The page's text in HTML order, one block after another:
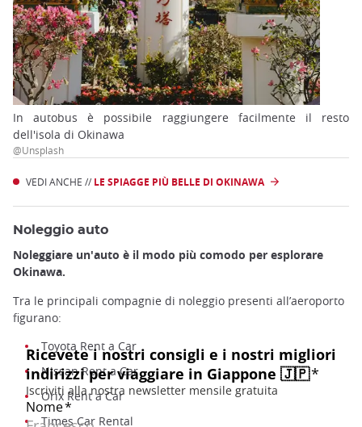
In autobus è possibile raggiungere facilmente il resto
dell'isola di Okinawa
@Unsplash
VEDI ANCHE // LE SPIAGGE PIÙ BELLE DI OKINAWA
Noleggio auto
Noleggiare un'auto è il modo più comodo per esplorare
Okinawa.
Tra le principali compagnie di noleggio presenti all’aeroporto
figurano:
Toyota Rent a Car
Nissan Rent a Car
Orix Rent a Car
Times Car Rental